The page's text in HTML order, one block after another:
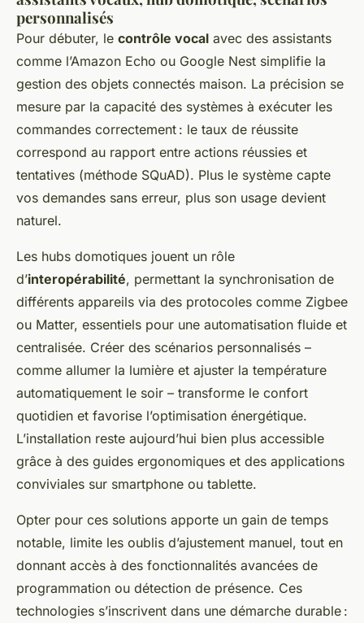
personnalisés
Pour débuter, le contrôle vocal avec des assistants
comme l’Amazon Echo ou Google Nest simplifie la
gestion des objets connectés maison. La précision se
mesure par la capacité des systèmes à exécuter les
commandes correctement : le taux de réussite
correspond au rapport entre actions réussies et
tentatives (méthode SQuAD). Plus le système capte
vos demandes sans erreur, plus son usage devient
naturel.
Les hubs domotiques jouent un rôle
d’interopérabilité, permettant la synchronisation de
différents appareils via des protocoles comme Zigbee
ou Matter, essentiels pour une automatisation fluide et
centralisée. Créer des scénarios personnalisés –
comme allumer la lumière et ajuster la température
automatiquement le soir – transforme le confort
quotidien et favorise l’optimisation énergétique.
L’installation reste aujourd’hui bien plus accessible
grâce à des guides ergonomiques et des applications
conviviales sur smartphone ou tablette.
Opter pour ces solutions apporte un gain de temps
notable, limite les oublis d’ajustement manuel, tout en
donnant accès à des fonctionnalités avancées de
programmation ou détection de présence. Ces
technologies s’inscrivent dans une démarche durable :